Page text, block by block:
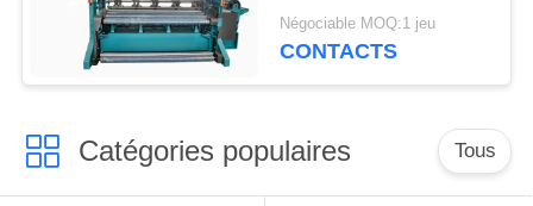
pêche de haute
performance 135 - 260
Négociable MOQ:1 jeu
CONTACTS
Catégories populaires Tous